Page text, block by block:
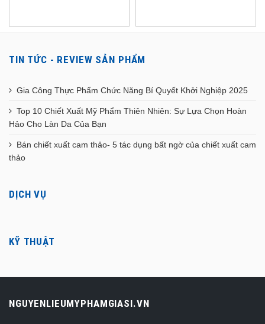
TIN TỨC - REVIEW SẢN PHẨM
Gia Công Thực Phẩm Chức Năng Bí Quyết Khởi Nghiệp 2025
Top 10 Chiết Xuất Mỹ Phẩm Thiên Nhiên: Sự Lựa Chọn Hoàn
Hảo Cho Làn Da Của Bạn
Bán chiết xuất cam thảo- 5 tác dụng bất ngờ của chiết xuất cam
thảo
DỊCH VỤ
KỸ THUẬT
NGUYENLIEUMYPHAMGIASI.VN